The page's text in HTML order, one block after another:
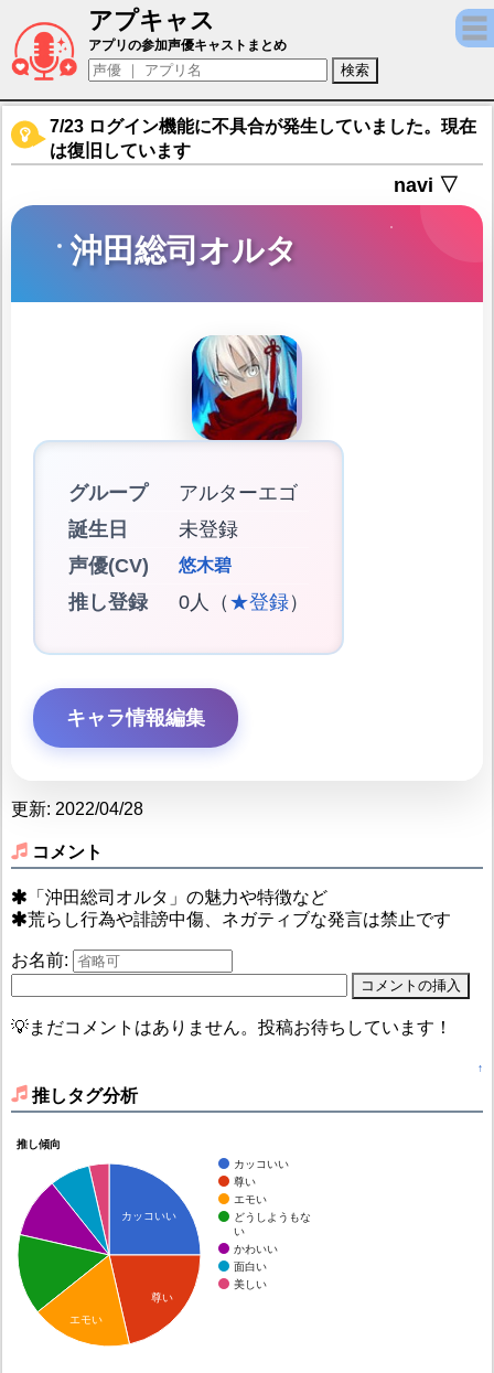
アプキャス
沖田総司オルタ（声優：悠木碧)【Fate/
アプリの参加声優キャストまとめ
7/23 ログイン機能に不具合が発生していました。現在
は復旧しています
navi ▽
沖田総司オルタ
グループ
アルターエゴ
誕生日
未登録
声優(CV)
悠木碧
推し登録 0人（ ★登録）
キャラ情報編集
更新: 2022/04/28
コメント
「沖田総司オルタ」の魅力や特徴など
荒らし行為や誹謗中傷、ネガティブな発言は禁止です
お名前:
💡まだコメントはありません。投稿お待ちしています！
↑
推しタグ分析
推し傾向
カッコいい
尊い
エモい
どうしようもな
い
かわいい
面白い
美しい
カッコいい
尊い
エモい